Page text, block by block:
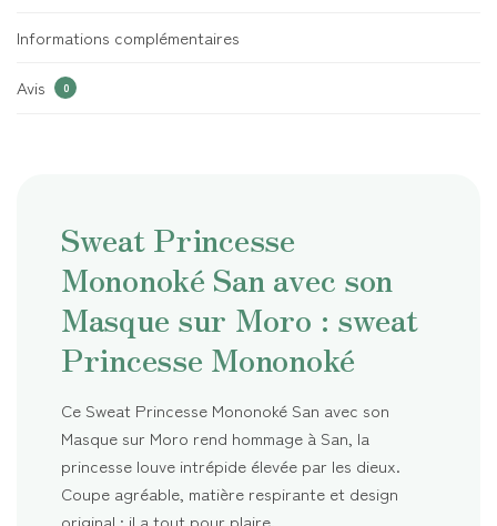
Informations complémentaires
Avis 0
Sweat Princesse
Mononoké San avec son
Masque sur Moro : sweat
Princesse Mononoké
Ce Sweat Princesse Mononoké San avec son
Masque sur Moro rend hommage à San, la
princesse louve intrépide élevée par les dieux.
Coupe agréable, matière respirante et design